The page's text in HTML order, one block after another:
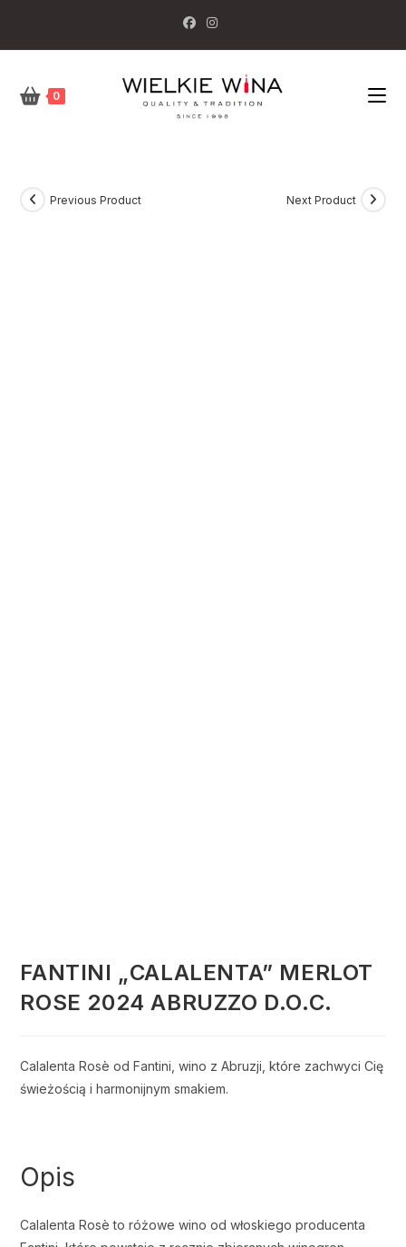
0
Previous Product Next Product
FANTINI „CALALENTA” MERLOT
ROSE 2024 ABRUZZO D.O.C.
Calalenta Rosè od Fantini, wino z Abruzji, które zachwyci Cię
świeżością i harmonijnym smakiem.
Opis
Calalenta Rosè to różowe wino od włoskiego producenta